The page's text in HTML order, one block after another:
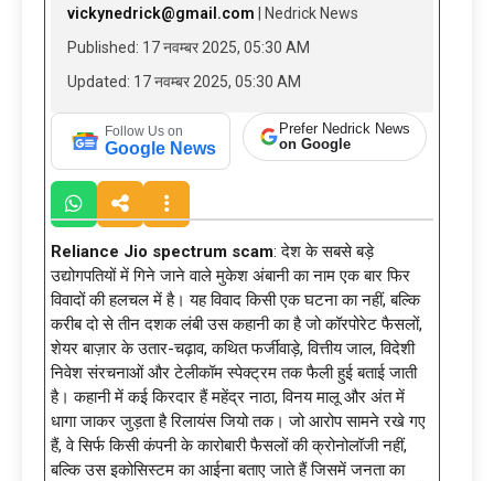
vickynedrick@gmail.com | Nedrick News
Published: 17 नवम्बर 2025, 05:30 AM
Updated: 17 नवम्बर 2025, 05:30 AM
Follow Us on
Google News
Prefer Nedrick News
on Google
Reliance Jio spectrum scam: देश के सबसे बड़े
उद्योगपतियों में गिने जाने वाले मुकेश अंबानी का नाम एक बार फिर
विवादों की हलचल में है। यह विवाद किसी एक घटना का नहीं, बल्कि
करीब दो से तीन दशक लंबी उस कहानी का है जो कॉरपोरेट फैसलों,
शेयर बाज़ार के उतार-चढ़ाव, कथित फर्जीवाड़े, वित्तीय जाल, विदेशी
निवेश संरचनाओं और टेलीकॉम स्पेक्ट्रम तक फैली हुई बताई जाती
है। कहानी में कई किरदार हैं महेंद्र नाठा, विनय मालू और अंत में
धागा जाकर जुड़ता है रिलायंस जियो तक। जो आरोप सामने रखे गए
हैं, वे सिर्फ किसी कंपनी के कारोबारी फैसलों की क्रोनोलॉजी नहीं,
बल्कि उस इकोसिस्टम का आईना बताए जाते हैं जिसमें जनता का